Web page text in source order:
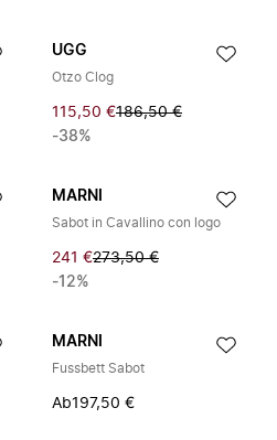
UGG
Otzo Clog
115,50 €186,50 €
-38%
MARNI
Sabot in Cavallino con logo
241 €273,50 €
-12%
MARNI
Fussbett Sabot
Ab197,50 €